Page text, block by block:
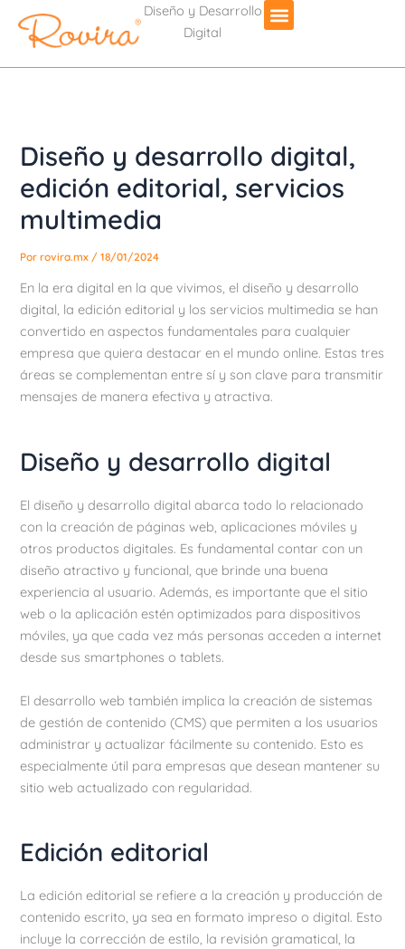
Diseño y Desarrollo
Digital
Diseño y desarrollo digital,
edición editorial, servicios
multimedia
Porrovira.mx /18/01/2024
En la era digital en la que vivimos, el diseño y desarrollo
digital, la edición editorial y los servicios multimedia se han
convertido en aspectos fundamentales para cualquier
empresa que quiera destacar en el mundo online. Estas tres
áreas se complementan entre sí y son clave para transmitir
mensajes de manera efectiva y atractiva.
Diseño y desarrollo digital
El diseño y desarrollo digital abarca todo lo relacionado
con la creación de páginas web, aplicaciones móviles y
otros productos digitales. Es fundamental contar con un
diseño atractivo y funcional, que brinde una buena
experiencia al usuario. Además, es importante que el sitio
web o la aplicación estén optimizados para dispositivos
móviles, ya que cada vez más personas acceden a internet
desde sus smartphones o tablets.
El desarrollo web también implica la creación de sistemas
de gestión de contenido (CMS) que permiten a los usuarios
administrar y actualizar fácilmente su contenido. Esto es
especialmente útil para empresas que desean mantener su
sitio web actualizado con regularidad.
Edición editorial
La edición editorial se refiere a la creación y producción de
contenido escrito, ya sea en formato impreso o digital. Esto
incluye la corrección de estilo, la revisión gramatical, la